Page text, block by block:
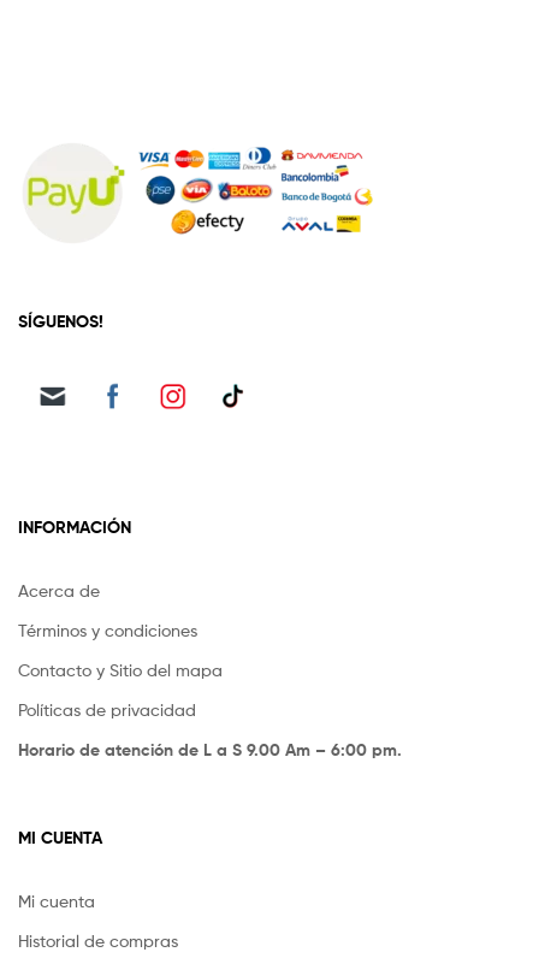
SÍGUENOS!
INFORMACIÓN
Acerca de
Términos y condiciones
Contacto y Sitio del mapa
Políticas de privacidad
Horario de atención de L a S 9.00 Am – 6:00 pm.
MI CUENTA
Mi cuenta
Historial de compras